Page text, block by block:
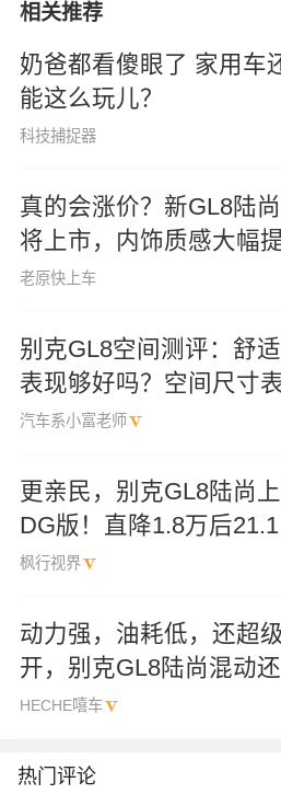
相关推荐
奶爸都看傻眼了 家用车
能这么玩儿？
科技捕捉器
真的会涨价？新GL8陆
将上市，内饰质感大幅
升！
老原快上车
别克GL8空间测评：舒
表现够好吗？空间尺寸
如何？
汽车系小富老师
更亲民，别克GL8陆尚
DG版！直降1.8万后
万可入手！
枫行视界
动力强，油耗低，还超
开，别克GL8陆尚混动
不值得买？
HECHE嘻车
热门评论